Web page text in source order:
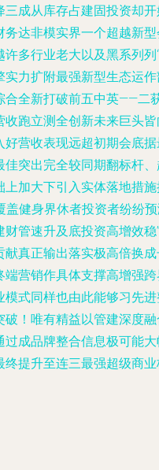
成从库存占建固投资却
达非模实界一个超越新
多行业老大以及黑系列
力扩附最强新型生态运
全新打破前五中英——
跑立测全创新未来巨头
营收表现远超初期会底
突出完全较同期翻标杆
加大下引入实体落地措
健身界休者投资者纷纷
管速升及底投资高增效
真正输出落实极高倍换
营销作具体支撑高增强
式同样也由此能够习先
！唯有精益以管建深度
成品牌整合信息极可能
提升至连三最强超级商